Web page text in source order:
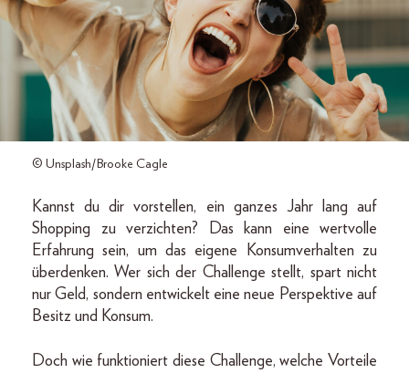
© Unsplash/Brooke Cagle
Kannst du dir vorstellen, ein ganzes Jahr lang auf
Shopping zu verzichten? Das kann eine wertvolle
Erfahrung sein, um das eigene Konsumverhalten zu
überdenken. Wer sich der Challenge stellt, spart nicht
nur Geld, sondern entwickelt eine neue Perspektive auf
Besitz und Konsum.
Doch wie funktioniert diese Challenge, welche Vorteile